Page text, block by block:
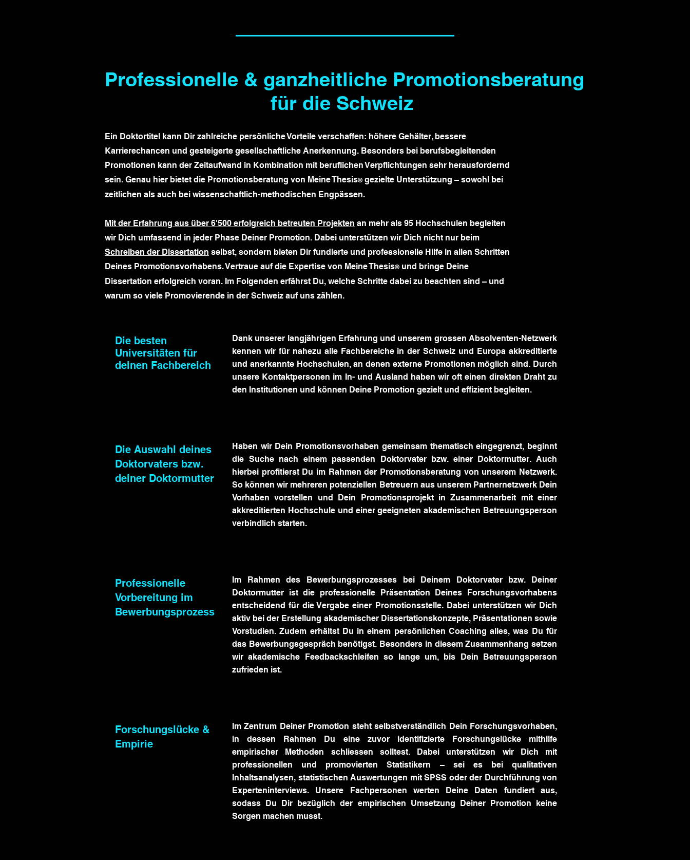
Professionelle & ganzheitliche Promotionsberatung
für die Schweiz
Die besten
Universitäten für
deinen Fachbereich
Dank unserer langjährigen Erfahrung und unserem grossen Absolventen-Netzwerk
kennen wir für nahezu alle Fachbereiche in der Schweiz und Europa akkreditierte
und anerkannte Hochschulen, an denen externe Promotionen möglich sind. Durch
unsere Kontaktpersonen im In- und Ausland haben wir oft einen direkten Draht zu
den Institutionen und können Deine Promotion gezielt und effizient begleiten.
Die Auswahl deines
Doktorvaters bzw.
deiner Doktormutter
Haben wir Dein Promotionsvorhaben gemeinsam thematisch eingegrenzt, beginnt
die Suche nach einem passenden Doktorvater bzw. einer Doktormutter. Auch
hierbei profitierst Du im Rahmen der Promotionsberatung von unserem Netzwerk.
So können wir mehreren potenziellen Betreuern aus unserem Partnernetzwerk Dein
Vorhaben vorstellen und Dein Promotionsprojekt in Zusammenarbeit mit einer
akkreditierten Hochschule und einer geeigneten akademischen Betreuungsperson
verbindlich starten.
Professionelle
Vorbereitung im
Bewerbungsprozess
Im Rahmen des Bewerbungsprozesses bei Deinem Doktorvater bzw. Deiner
Doktormutter ist die professionelle Präsentation Deines Forschungsvorhabens
entscheidend für die Vergabe einer Promotionsstelle. Dabei unterstützen wir Dich
aktiv bei der Erstellung akademischer Dissertationskonzepte, Präsentationen sowie
Vorstudien. Zudem erhältst Du in einem persönlichen Coaching alles, was Du für
das Bewerbungsgespräch benötigst. Besonders in diesem Zusammenhang setzen
wir akademische Feedbackschleifen so lange um, bis Dein Betreuungsperson
zufrieden ist.
Forschungslücke &
Empirie
Im Zentrum Deiner Promotion steht selbstverständlich Dein Forschungsvorhaben,
in dessen Rahmen Du eine zuvor identifizierte Forschungslücke mithilfe
empirischer Methoden schliessen solltest. Dabei unterstützen wir Dich mit
professionellen und promovierten Statistikern – sei es bei qualitativen
Inhaltsanalysen, statistischen Auswertungen mit SPSS oder der Durchführung von
Experteninterviews. Unsere Fachpersonen werten Deine Daten fundiert aus,
sodass Du Dir bezüglich der empirischen Umsetzung Deiner Promotion keine
Sorgen machen musst.
Ein Doktortitel kann Dir zahlreiche persönliche Vorteile verschaffen: höhere Gehälter, bessere
Karrierechancen und gesteigerte gesellschaftliche Anerkennung. Besonders bei berufsbegleitenden
Promotionen kann der Zeitaufwand in Kombination mit beruflichen Verpflichtungen sehr herausfordernd
sein. Genau hier bietet die Promotionsberatung von Meine Thesis® gezielte Unterstützung – sowohl bei
zeitlichen als auch bei wissenschaftlich-methodischen Engpässen.
Mit der Erfahrung aus über 6'500 erfolgreich betreuten Projekten an mehr als 95 Hochschulen begleiten
wir Dich umfassend in jeder Phase Deiner Promotion. Dabei unterstützen wir Dich nicht nur beim
Schreiben der Dissertation selbst, sondern bieten Dir fundierte und professionelle Hilfe in allen Schritten
Deines Promotionsvorhabens. Vertraue auf die Expertise von Meine Thesis® und bringe Deine
Dissertation erfolgreich voran. Im Folgenden erfährst Du, welche Schritte dabei zu beachten sind – und
warum so viele Promovierende in der Schweiz auf uns zählen.